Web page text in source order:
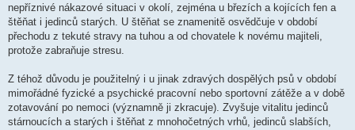
nepříznivé nákazové situaci v okolí, zejména u březích a kojících fen a
štěňat i jedinců starých. U štěňat se znamenitě osvědčuje v období
přechodu z tekuté stravy na tuhou a od chovatele k novému majiteli,
protože zabraňuje stresu.
Z téhož důvodu je použitelný i u jinak zdravých dospělých psů v období
mimořádné fyzické a psychické pracovní nebo sportovní zátěže a v době
zotavování po nemoci (významně ji zkracuje). Zvyšuje vitalitu jedinců
stárnoucích a starých i štěňat z mnohočetných vrhů, jedinců slabších,